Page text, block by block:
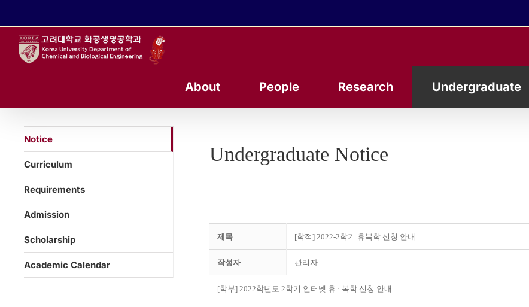
About People Research Undergraduate
Undergraduate Notice
제목 [학적] 2022-2학기 휴복학 신청 안내
작성자 관리자
[학부] 2022학년도 2학기 인터넷 휴 · 복학 신청 안내
Notice
Curriculum
Requirements
Admission
Scholarship
Academic Calendar